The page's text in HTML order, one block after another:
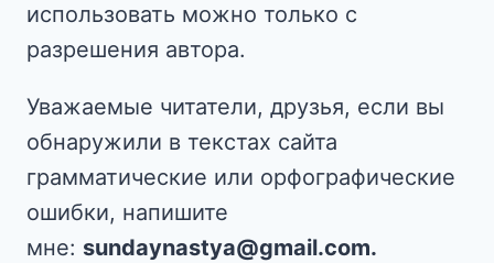
использовать можно только с
разрешения автора.
Уважаемые читатели, друзья, если вы
обнаружили в текстах сайта
грамматические или орфографические
ошибки, напишите
мне: sundaynastya@gmail.com.